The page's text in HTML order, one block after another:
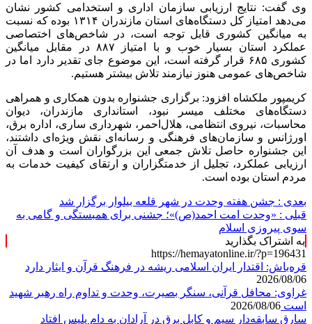
وی گفت: نتایج ارزیابی سازمان اداری و استخدامی کشور نشان
می‌دهد امتیاز کل دستگاه‌های استان مازندران ۱۳۱۴ بوده که نسبت
به میانگین کشوری قابل توجه است، در شاخص‌های اختصاصی
عملکرد استان بسیار خوب و با امتیاز ۸۸۷ در مقابل میانگین
کشوری ۶۸۵ قرار گرفته است، این موضوع جای تقدیر دارد اما در
شاخص‌های عمومی هنوز نیازمند تلاش بیشتر هستیم.
کریمپور ملکشاه افزود: برگزاری جشنواره بدون همکاری و همراهی
دستگاه‌های مختلف میسر نبود، استانداری مازندران، دیوان
محاسبات، نیروی انتظامی، هلال‌احمر، شهرداری ساری، اداره برق،
اورژانس و سازمان‌های فرهنگی و رسانه‌ای نقش ویژه‌ای داشتند،
این جشنواره حاصل تلاش جمعی این بزرگواران است و هدف آن
ارزیابی عملکرد، تجلیل از خدمتگزاران و ارتقای کیفیت خدمات به
مردم استان بوده است.
بعدی : جشن هفته وحدت در شهر قلعه بیلوار برگزار شد
قبلی : «وحدت امت احمد(ص)»؛ جشنی برای همبستگی و گامی به
سوی پیروزی اسلام
به اشتراک بگذارید
https://hemayatonline.ir/?p=196431
قره‌باش: اقتدار ایران اسلامی ریشه در فرهنگ قرآن و ایثار دارد
2026/08/06
غراوی: محافل قرآنی، سنگر بصیرت، وحدت و تداوم راه رهبر شهید
است 2026/08/06
سارق سابقه‌دار سیم و کابل برق در آرادان به دام پلیس افتاد